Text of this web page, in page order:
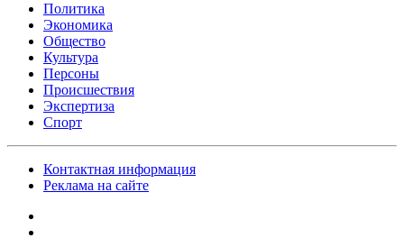
Политика
Экономика
Общество
Культура
Персоны
Происшествия
Экспертиза
Спорт
Контактная информация
Реклама на сайте